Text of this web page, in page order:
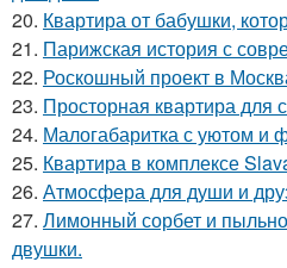
20. Квартира от бабушки,
21. Парижская история с
22. Роскошный проект в
23. Просторная квартира для
24. Малогабаритка с уютом и
25. Квартира в комплексе
26. Атмосфера для души и
27. Лимонный сорбет и
двушки.